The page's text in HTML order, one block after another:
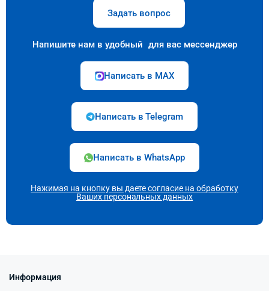
Задать вопрос
Напишите нам в удобный для вас мессенджер
Написать в MAX
Написать в Telegram
Написать в WhatsApp
Нажимая на кнопку вы даете согласие наобработку
Ваших персональных данных
Информация